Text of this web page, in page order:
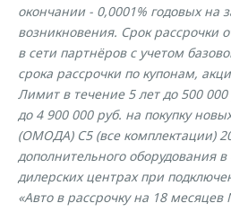
окончании - 0,0001% годовых на
возникновения. Срок рассрочки
в сети партнёров с учетом
срока рассрочки по купонам,
Лимит в течение 5 лет до 500
до 4 900 000 руб. на покупку
(OМОДА) C5 (все комплектации)
дополнительного оборудования
дилерских центрах при
«Авто в рассрочку на 18 месяцев